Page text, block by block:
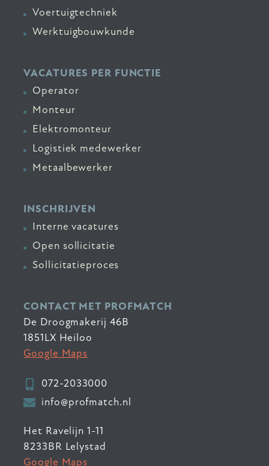
Voertuigtechniek
Werktuigbouwkunde
VACATURES PER FUNCTIE
Operator
Monteur
Elektromonteur
Logistiek medewerker
Metaalbewerker
INSCHRIJVEN
Interne vacatures
Open sollicitatie
Sollicitatieproces
CONTACT MET PROFMATCH
De Droogmakerij 46B
1851LX Heiloo
Google Maps
072-2033000
info@profmatch.nl
Het Ravelijn 1-11
8233BR Lelystad
Google Maps